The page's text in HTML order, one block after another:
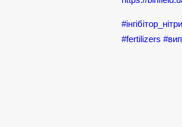
#fertilizers